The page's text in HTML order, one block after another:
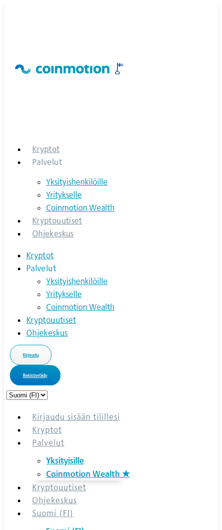
Kryptot
Palvelut
Yksityishenkilöille
Yritykselle
Coinmotion Wealth
Kryptouutiset
Ohjekeskus
Kryptot
Palvelut
Yksityishenkilöille
Yritykselle
Coinmotion Wealth
Kryptouutiset
Ohjekeskus
Kirjaudu
Rekisteröidy
Choose
languageKirjaudu sisään tilillesi
Kryptot
Palvelut
Yksityisille
Coinmotion Wealth ★
Kryptouutiset
Ohjekeskus
Suomi (FI)